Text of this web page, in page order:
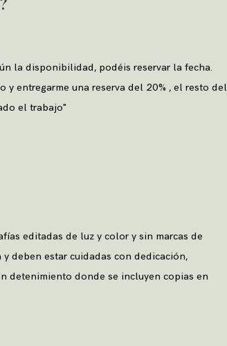
la disponibilidad, podéis reservar la fecha.
y entregarme una reserva del 20% , el resto del
el trabajo"
?
editadas de luz y color y sin marcas de
deben estar cuidadas con dedicación,
detenimiento donde se incluyen copias en